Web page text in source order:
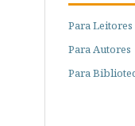
Para Leitores
Para Autores
Para